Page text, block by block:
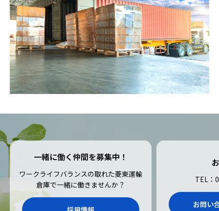
一緒に働く仲間を募集中！
ワークライフバランスの取れた菱東運輸
倉庫で一緒に働きませんか？
TEL：
お問い